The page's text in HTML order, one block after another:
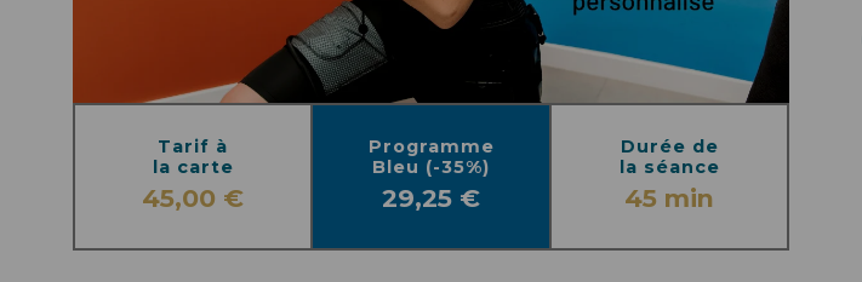
Tarif à
la carte
45,00 €
Programme
Bleu (-35%)
29,25 €
Durée de
la séance
45 min